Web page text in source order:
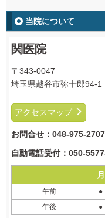
当院について
関医院
〒343-0047
埼玉県越谷市弥十郎94-1
アクセスマップ
お問合せ： 048-975-2707
自動電話受付： 050-
月
午前 ●
午後
●